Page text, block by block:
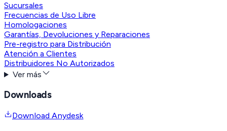
Sucursales
Frecuencias de Uso Libre
Homologaciones
Garantías, Devoluciones y Reparaciones
Pre-registro para Distribución
Atención a Clientes
Distribuidores No Autorizados
Ver más
Downloads
Download Anydesk